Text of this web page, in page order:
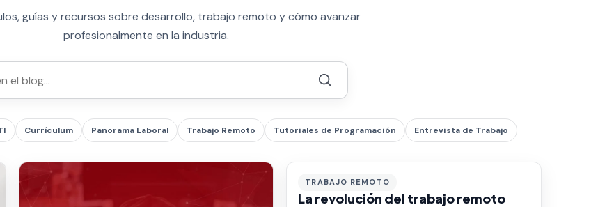
guías y recursos sobre desarrollo, trabajo remoto y cómo avanzar
profesionalmente en la industria.
Currículum Panorama Laboral Trabajo Remoto Tutoriales de Programación Entrevista de Trabajo
TRABAJO REMOTO
La revolución del trabajo remoto